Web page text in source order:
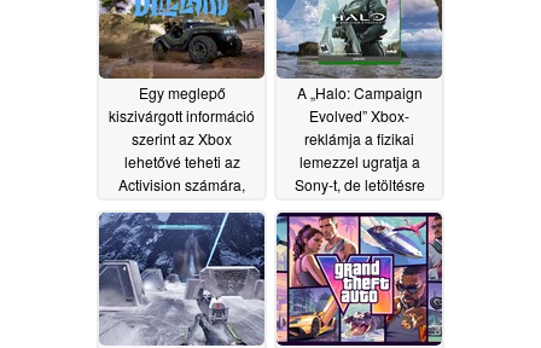
Egy meglepő
kiszivárgott információ
szerint az Xbox
lehetővé teheti az
Activision számára,
hogy vezesse a „Halo:
Campaign Evolved”
stúdiót07/06/2026
A „Halo: Campaign
Evolved” Xbox-
reklámja a fizikai
lemezzel ugratja a
Sony-t, de letöltésre
van szükség hozzá,
akárcsak a PS5
esetében07/04/2026